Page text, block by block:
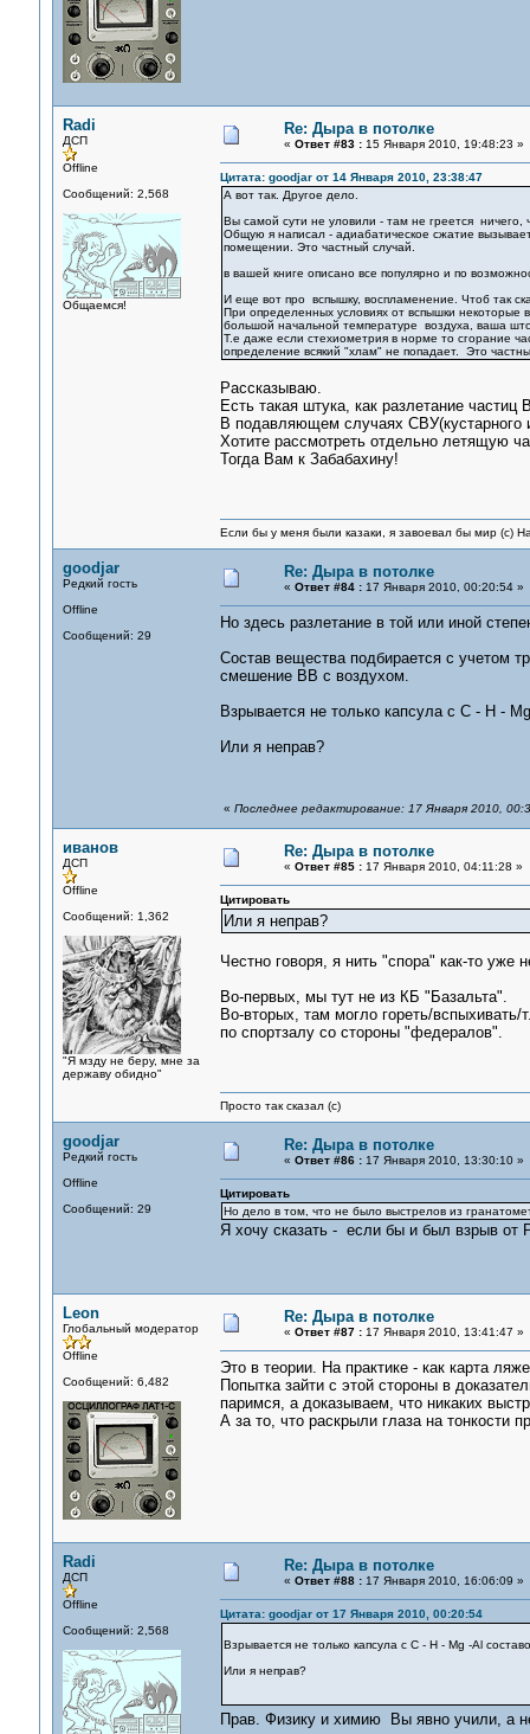
Radi
ДСП
Offline
Сообщений: 2,568
Общаемся!
Re: Дыра в потолке
« Ответ #83 :15 Января 2010, 19:48:23 »
Цитата: goodjar от 14 Января 2010, 23:38:47
А вот так. Другое дело.
Вы самой сути не уловили - там не греется
Общую я написал - адиабатическое сжатие
помещении. Это частный случай.
в вашей книге описано все популярно и по
И еще вот про вспышку, воспламенение. Чтоб так
При определенных условиях от вспышки некоторые
большой начальной температуре воздуха, ваша
Т.е даже если стехиометрия в норме то сгорание
определение всякий "хлам" не попадает. Это
Рассказываю.
Есть такая штука, как разлетание
В подавляющем случаях СВУ(кустарного
Хотите рассмотреть отдельно летящую
Тогда Вам к Забабахину!
Если бы у меня были казаки, я завоевал бы мир (с)
goodjar
Редкий гость
Offline
Сообщений: 29
Re: Дыра в потолке
« Ответ #84 :17 Января 2010, 00:20:54 »
Но здесь разлетание в той или иной
Состав вещества подбирается с учетом
смешение ВВ с воздухом.
Взрывается не только капсула с С - Н -
Или я неправ?
« Последнее редактирование: 17 Января 2010,
иванов
ДСП
Offline
Сообщений: 1,362
"Я мзду не беру, мне за
державу обидно"
Re: Дыра в потолке
« Ответ #85 :17 Января 2010, 04:11:28 »
Цитировать
Или я неправ?
Честно говоря, я нить "спора" как-то уже
Во-первых, мы тут не из КБ "Базальта".
Во-вторых, там могло гореть/
по спортзалу со стороны "федералов".
Просто так сказал (с)
goodjar
Редкий гость
Offline
Сообщений: 29
Re: Дыра в потолке
« Ответ #86 :17 Января 2010, 13:30:10 »
Цитировать
Но дело в том, что не было выстрелов из
Я хочу сказать - если бы и был взрыв от
Leon
Глобальный модератор
Offline
Сообщений: 6,482
Re: Дыра в потолке
« Ответ #87 :17 Января 2010, 13:41:47 »
Это в теории. На практике - как карта
Попытка зайти с этой стороны в
паримся, а доказываем, что никаких
А за то, что раскрыли глаза на тонкости
Radi
ДСП
Offline
Сообщений: 2,568
Re: Дыра в потолке
« Ответ #88 :17 Января 2010, 16:06:09 »
Цитата: goodjar от 17 Января 2010, 00:20:54
Взрывается не только капсула с С - Н - Мg -Al
Или я неправ?
Прав. Физику и химию Вы явно учили, а